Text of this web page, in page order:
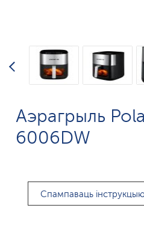
Аэрагрыль
6006DW
Спампаваць